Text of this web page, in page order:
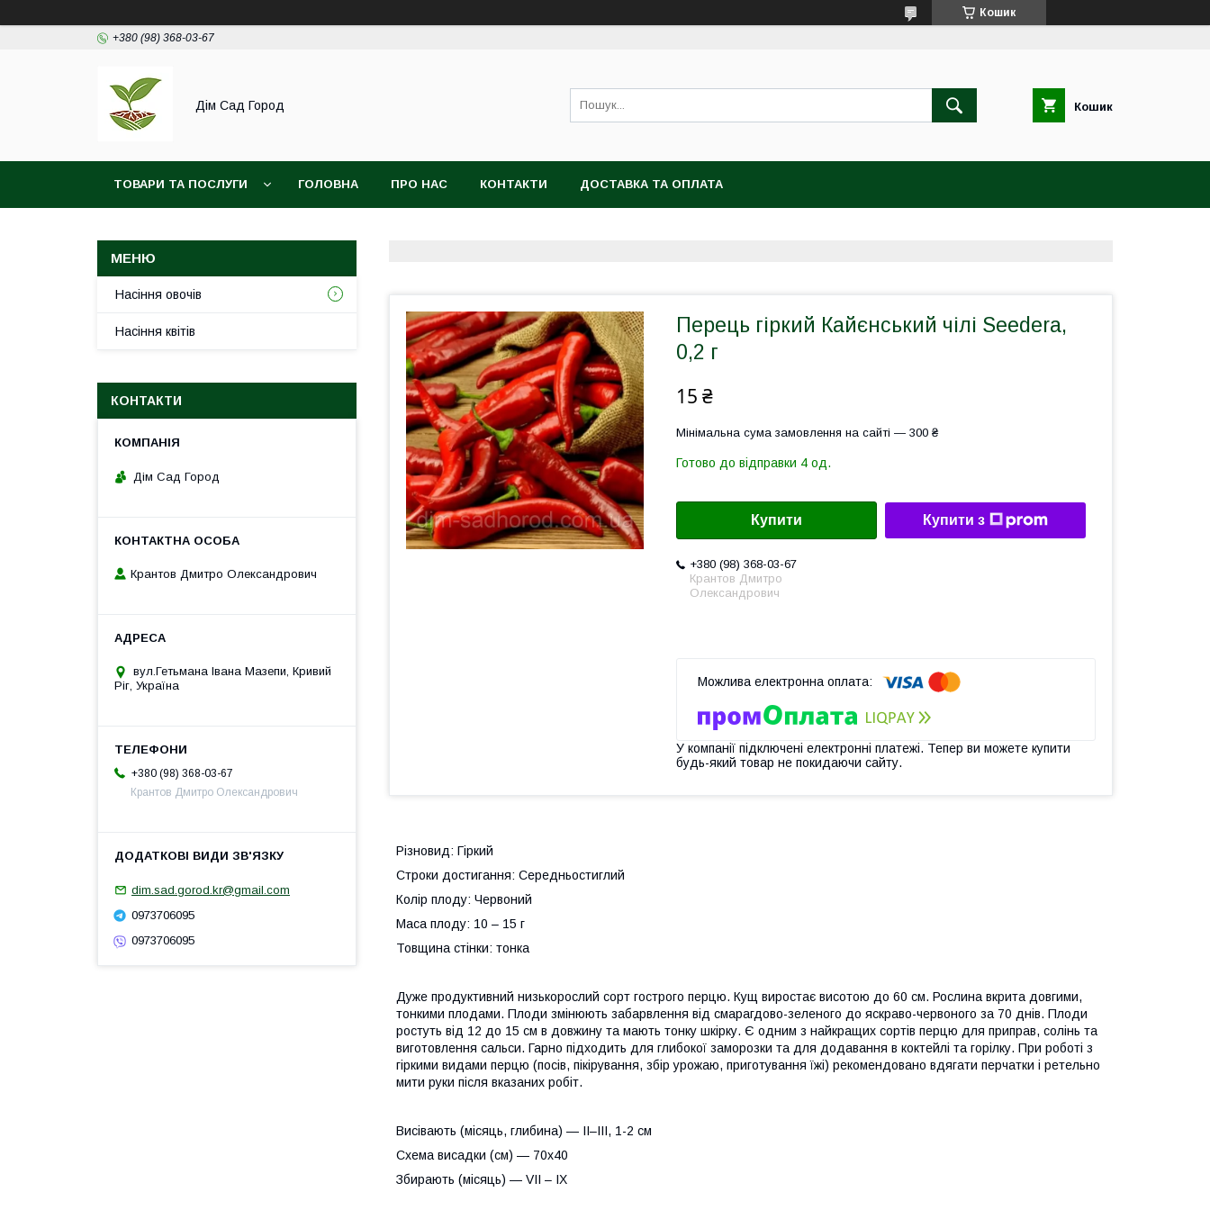
Кошик
+380 (98) 368-03-67
Дім Сад Город Кошик
ТОВАРИ ТА ПОСЛУГИ ГОЛОВНА ПРО НАС КОНТАКТИ ДОСТАВКА ТА ОПЛАТА
Перець гіркий Кайєнський чілі Seedera,
0,2 г
15 ₴
Мінімальна сума замовлення на сайті — 300 ₴
Готово до відправки 4 од.
Купити Купити з
+380 (98) 368-03-67
Крантов Дмитро
Олександрович
У компанії підключені електронні платежі. Тепер ви можете купити
будь-який товар не покидаючи сайту.
Різновид: Гіркий
Строки достигання: Середньостиглий
Колір плоду: Червоний
Маса плоду: 10 – 15 г
Товщина стінки: тонка
Дуже продуктивний низькорослий сорт гострого перцю. Кущ виростає висотою до 60 см. Рослина вкрита довгими,
тонкими плодами. Плоди змінюють забарвлення від смарагдово-зеленого до яскраво-червоного за 70 днів. Плоди
ростуть від 12 до 15 см в довжину та мають тонку шкірку. Є одним з найкращих сортів перцю для приправ, солінь та
виготовлення сальси. Гарно підходить для глибокої заморозки та для додавання в коктейлі та горілку. При роботі з
гіркими видами перцю (посів, пікірування, збір урожаю, приготування їжі) рекомендовано вдягати перчатки і ретельно
мити руки після вказаних робіт.
Висівають (місяць, глибина) — II–III, 1-2 cм
Схема висадки (см) — 70х40
Збирають (місяць) — VII – IX
Насіння овочів
Насіння квітів
КОНТАКТИ
Дім Сад Город
Крантов Дмитро Олександрович
вул.Гетьмана Івана Мазепи, Кривий
Ріг, Україна
+380 (98) 368-03-67
Крантов Дмитро Олександрович
dim.sad.gorod.kr@gmail.com
0973706095
0973706095